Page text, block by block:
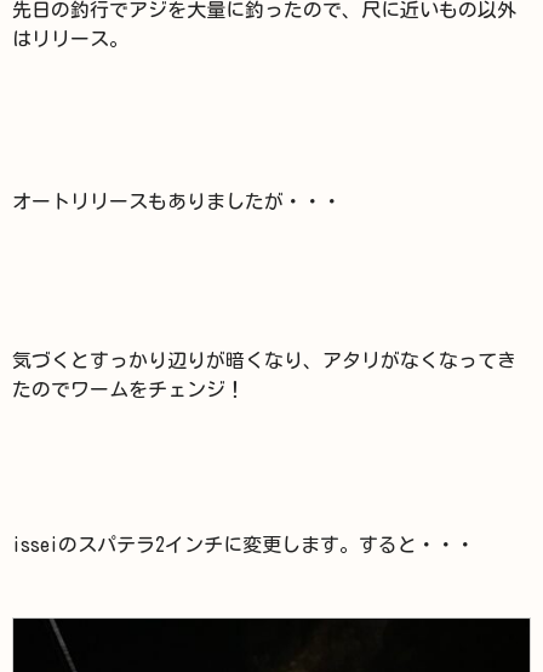
先日の釣行でアジを大量に釣ったので、尺に近いもの以外
はリリース。
オートリリースもありましたが・・・
気づくとすっかり辺りが暗くなり、アタリがなくなってき
たのでワームをチェンジ！
isseiのスパテラ2インチに変更します。すると・・・